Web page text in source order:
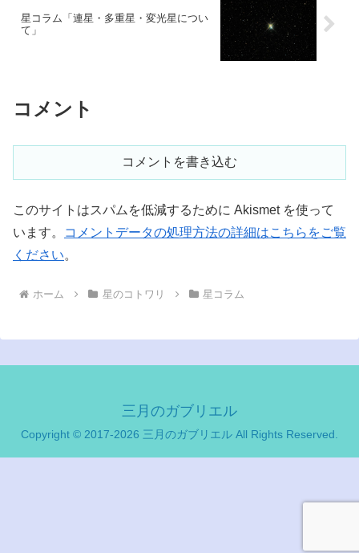
星コラム「連星・多重星・変光星につい
て」
コメント
コメントを書き込む
このサイトはスパムを低減するために Akismet を使って
います。
コメントデータの処理方法の詳細はこちらをご覧
ください。
ホーム 星のコトワリ 星コラム
三月のガブリエル
Copyright © 2017-2026 三月のガブリエル All Rights Reserved.